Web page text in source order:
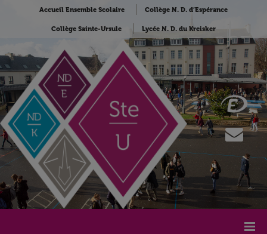
Accueil Ensemble Scolaire Collège N. D. d’Espérance
Collège Sainte-Ursule Lycée N. D. du Kreisker